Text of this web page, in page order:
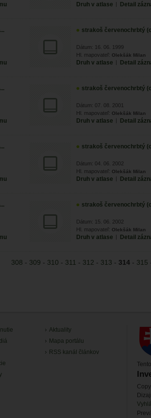
Druh v atlase | Detail
strakoš červenochrbtý
Dátum: 16. 06. 1999
Hl. mapovateľ: Olekšák Milan
Druh v atlase | Detail
strakoš červenochrbtý
Dátum: 07. 08. 2001
Hl. mapovateľ: Olekšák Milan
Druh v atlase | Detail
strakoš červenochrbtý
Dátum: 04. 06. 2002
Hl. mapovateľ: Olekšák Milan
Druh v atlase | Detail
strakoš červenochrbtý
Dátum: 15. 06. 2002
Hl. mapovateľ: Olekšák Milan
Druh v atlase | Detail
308 - 309 - 310 - 311 - 312 - 313 - 314 - 315
Aktuality
Mapa portálu
RSS kanál článkov